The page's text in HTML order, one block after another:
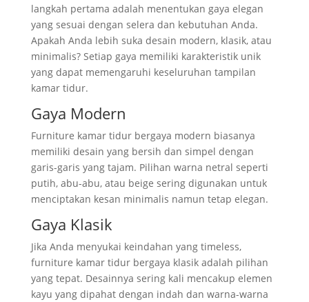
langkah pertama adalah menentukan gaya elegan
yang sesuai dengan selera dan kebutuhan Anda.
Apakah Anda lebih suka desain modern, klasik, atau
minimalis? Setiap gaya memiliki karakteristik unik
yang dapat memengaruhi keseluruhan tampilan
kamar tidur.
Gaya Modern
Furniture kamar tidur bergaya modern biasanya
memiliki desain yang bersih dan simpel dengan
garis-garis yang tajam. Pilihan warna netral seperti
putih, abu-abu, atau beige sering digunakan untuk
menciptakan kesan minimalis namun tetap elegan.
Gaya Klasik
Jika Anda menyukai keindahan yang timeless,
furniture kamar tidur bergaya klasik adalah pilihan
yang tepat. Desainnya sering kali mencakup elemen
kayu yang dipahat dengan indah dan warna-warna